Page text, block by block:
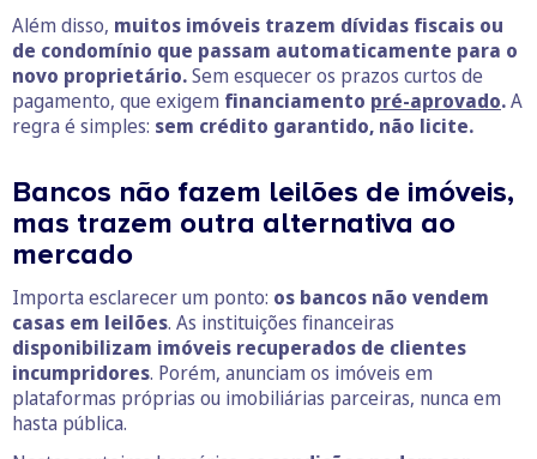
Além disso, muitos imóveis trazem dívidas fiscais ou
de condomínio que passam automaticamente para o
novo proprietário.Sem esquecer os prazos curtos de
pagamento, que exigem financiamento pré-aprovado.A
regra é simples: sem crédito garantido, não licite.
Bancos não fazem leilões de imóveis,
mas trazem outra alternativa ao
mercado
Importa esclarecer um ponto: os bancos não vendem
casas em leilões. As instituições financeiras
disponibilizam imóveis recuperados de clientes
incumpridores. Porém, anunciam os imóveis em
plataformas próprias ou imobiliárias parceiras, nunca em
hasta pública.